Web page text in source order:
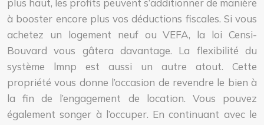
plus haut, les profits peuvent s’additionner de manière
à booster encore plus vos déductions fiscales. Si vous
achetez un logement neuf ou VEFA, la loi Censi-
Bouvard vous gâtera davantage. La flexibilité du
système lmnp est aussi un autre atout. Cette
propriété vous donne l’occasion de revendre le bien à
la fin de l’engagement de location. Vous pouvez
également songer à l’occuper. En continuant avec le